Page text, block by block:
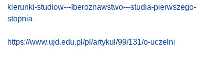
kierunki-studiow---Iberoznawstwo---studia-pierwszego-
stopnia
https://www.ujd.edu.pl/pl/artykul/99/131/o-uczelni